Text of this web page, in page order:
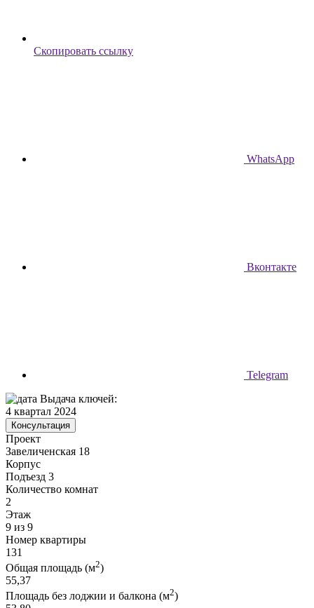
Скопировать ссылку
WhatsApp
Вконтакте
Telegram
Выдача ключей:
4 квартал 2024
Консультация
Проект
Завеличенская 18
Корпус
Подъезд 3
Количество комнат
2
Этаж
9 из 9
Номер квартиры
131
Общая площадь (м2)
55,37
Площадь без лоджии и балкона (м2)